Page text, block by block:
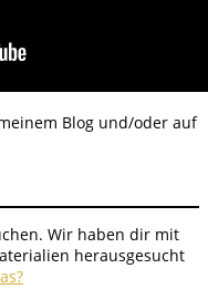
Blog und/oder auf
Wir haben dir mit
herausgesucht